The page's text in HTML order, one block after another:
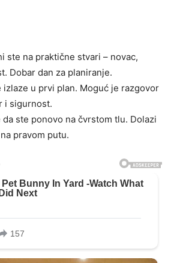
ste na praktične stvari – novac,
Dobar dan za planiranje.
izlaze u prvi plan. Moguć je razgovor
i sigurnost.
da ste ponovo na čvrstom tlu. Dolazi
pravom putu.